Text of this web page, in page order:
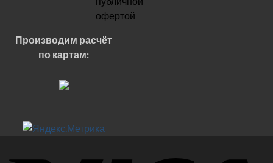
офертой
Производим расчёт
по картам: